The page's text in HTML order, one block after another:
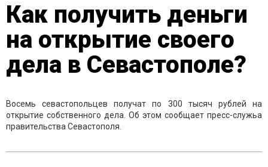
Как получить деньги
на открытие своего
дела в Севастополе?
Восемь севастопольцев получат по 300 тысяч рублей на
открытие собственного дела. Об этом сообщает пресс-служьа
правительства Севастополя.